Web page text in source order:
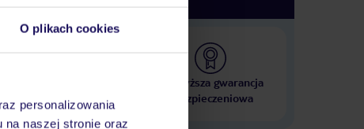
O plikach cookies
personalizowania
naszej stronie oraz
krajach
Najwyższa gwarancja
ubezpieczeniowa